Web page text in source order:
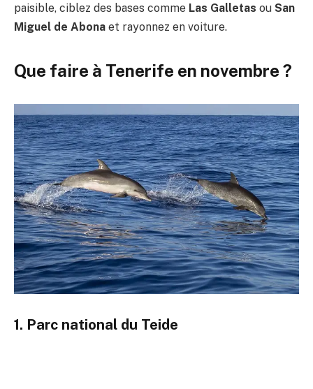
paisible, ciblez des bases comme Las Galletas ou San
Miguel de Abona et rayonnez en voiture.
Que faire à Tenerife en novembre ?
1. Parc national du Teide